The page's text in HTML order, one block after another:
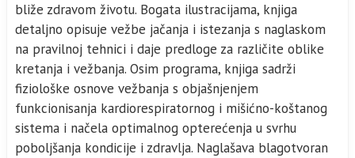
bliže zdravom životu. Bogata ilustracijama, knjiga
detaljno opisuje vežbe jačanja i istezanja s naglaskom
na pravilnoj tehnici i daje predloge za različite oblike
kretanja i vežbanja. Osim programa, knjiga sadrži
fiziološke osnove vežbanja s objašnjenjem
funkcionisanja kardiorespiratornog i mišićno-koštanog
sistema i načela optimalnog opterećenja u svrhu
poboljšanja kondicije i zdravlja. Naglašava blagotvoran